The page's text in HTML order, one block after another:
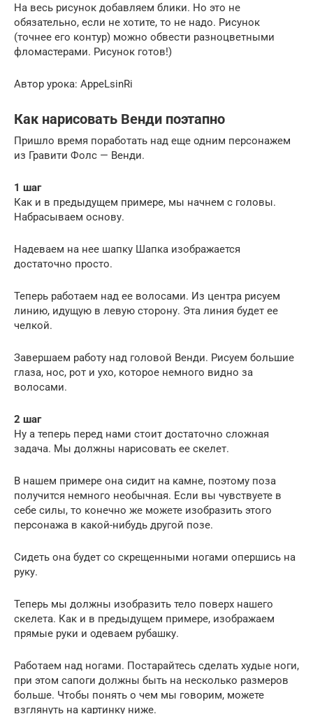
На весь рисунок добавляем блики. Но это не
обязательно, если не хотите, то не надо. Рисунок
(точнее его контур) можно обвести разноцветными
фломастерами. Рисунок готов!)
Автор урока: AppeLsinRi
Как нарисовать Венди поэтапно
Пришло время поработать над еще одним персонажем
из Гравити Фолс — Венди.
1 шаг
Как и в предыдущем примере, мы начнем с головы.
Набрасываем основу.
Надеваем на нее шапку Шапка изображается
достаточно просто.
Теперь работаем над ее волосами. Из центра рисуем
линию, идущую в левую сторону. Эта линия будет ее
челкой.
Завершаем работу над головой Венди. Рисуем большие
глаза, нос, рот и ухо, которое немного видно за
волосами.
2 шаг
Ну а теперь перед нами стоит достаточно сложная
задача. Мы должны нарисовать ее скелет.
В нашем примере она сидит на камне, поэтому поза
получится немного необычная. Если вы чувствуете в
себе силы, то конечно же можете изобразить этого
персонажа в какой-нибудь другой позе.
Сидеть она будет со скрещенными ногами опершись на
руку.
Теперь мы должны изобразить тело поверх нашего
скелета. Как и в предыдущем примере, изображаем
прямые руки и одеваем рубашку.
Работаем над ногами. Постарайтесь сделать худые ноги,
при этом сапоги должны быть на несколько размеров
больше. Чтобы понять о чем мы говорим, можете
взглянуть на картинку ниже.